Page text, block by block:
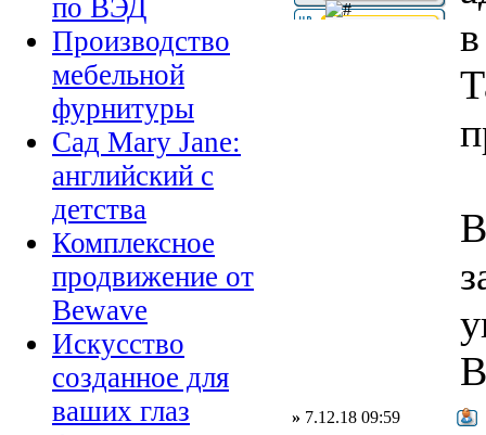
по ВЭД
Производство
мебельной
фурнитуры
Сад Mary Jane:
английский с
детства
Комплексное
продвижение от
Bewave
Искусство
созданное для
ваших глаз
» 7.12.18 09:59